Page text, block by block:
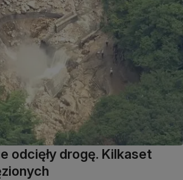
odcięły drogę. Kilkaset